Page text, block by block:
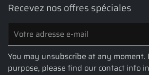
Recevez nos offres spéciales
You may unsubscribe at any moment.
purpose, please find our contact info